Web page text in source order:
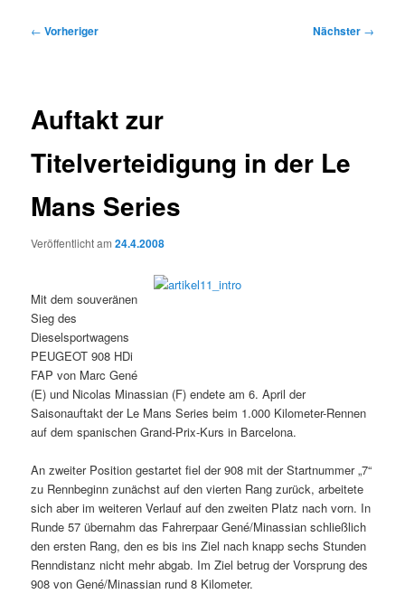
Beitragsnavigation
← Vorheriger Nächster →
Auftakt zur
Titelverteidigung in der Le
Mans Series
Veröffentlicht am24.4.2008
Mit dem souveränen
Sieg des
Dieselsportwagens
PEUGEOT 908 HDi
FAP von Marc Gené
(E) und Nicolas Minassian (F) endete am 6. April der
Saisonauftakt der Le Mans Series beim 1.000 Kilometer-Rennen
auf dem spanischen Grand-Prix-Kurs in Barcelona.
An zweiter Position gestartet fiel der 908 mit der Startnummer „7“
zu Rennbeginn zunächst auf den vierten Rang zurück, arbeitete
sich aber im weiteren Verlauf auf den zweiten Platz nach vorn. In
Runde 57 übernahm das Fahrerpaar Gené/Minassian schließlich
den ersten Rang, den es bis ins Ziel nach knapp sechs Stunden
Renndistanz nicht mehr abgab. Im Ziel betrug der Vorsprung des
908 von Gené/Minassian rund 8 Kilometer.